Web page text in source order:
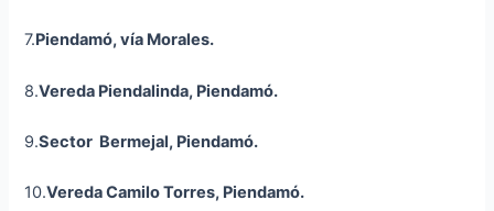
7.Piendamó, vía Morales.
8.Vereda Piendalinda, Piendamó.
9.Sector Bermejal, Piendamó.
10.Vereda Camilo Torres, Piendamó.